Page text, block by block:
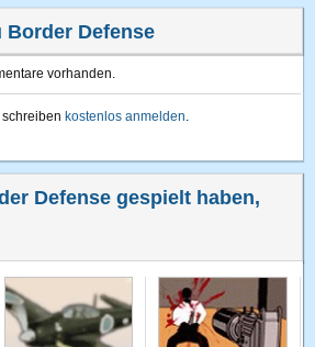
Border Defense
vorhanden.
kostenlos anmelden.
Defense gespielt haben,